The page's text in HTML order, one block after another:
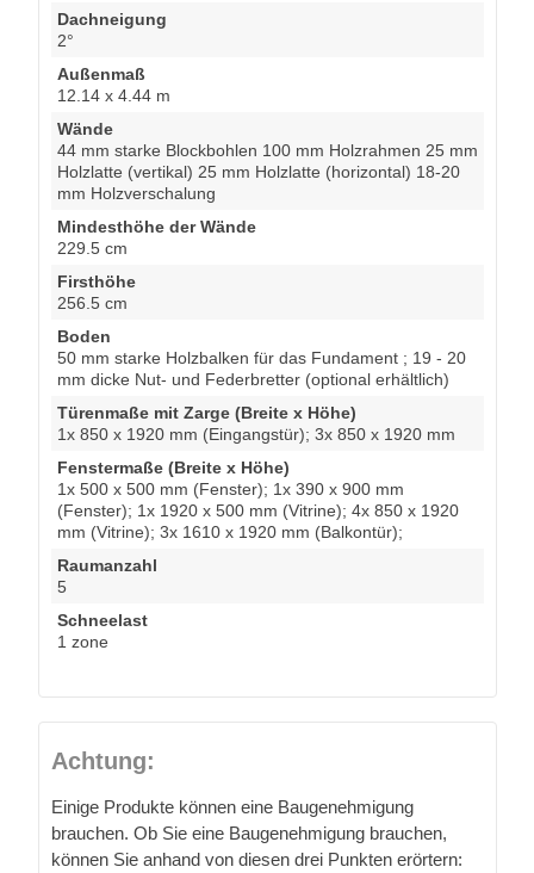
Dachneigung
2°
Außenmaß
12.14 x 4.44 m
Wände
44 mm starke Blockbohlen 100 mm Holzrahmen 25 mm
Holzlatte (vertikal) 25 mm Holzlatte (horizontal) 18-20
mm Holzverschalung
Mindesthöhe der Wände
229.5 cm
Firsthöhe
256.5 cm
Boden
50 mm starke Holzbalken für das Fundament ; 19 - 20
mm dicke Nut- und Federbretter (optional erhältlich)
Türenmaße mit Zarge (Breite x Höhe)
1x 850 x 1920 mm (Eingangstür); 3x 850 x 1920 mm
Fenstermaße (Breite x Höhe)
1x 500 x 500 mm (Fenster); 1x 390 x 900 mm
(Fenster); 1x 1920 x 500 mm (Vitrine); 4x 850 x 1920
mm (Vitrine); 3x 1610 x 1920 mm (Balkontür);
Raumanzahl
5
Schneelast
1 zone
Achtung:
Einige Produkte können eine Baugenehmigung
brauchen. Ob Sie eine Baugenehmigung brauchen,
können Sie anhand von diesen drei Punkten erörtern: